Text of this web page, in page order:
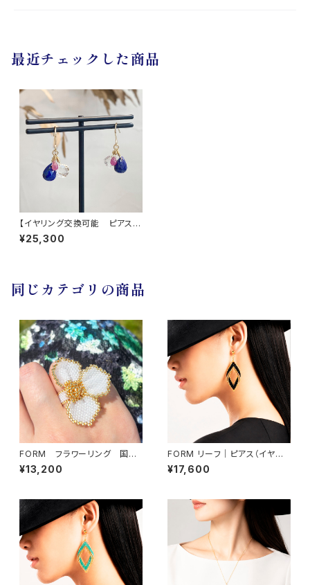
最近チェックした商品
【イヤリング交換可能 ピアス】
ラピスラズリ ロッククリスタ
ル サファイア
¥25,300
同じカテゴリの商品
FORM フラワーリング 国産
ビーズ使用・軽やかなつけ心地
¥13,200
FORM リーフ｜ピアス（イヤリ
ング交換可）
¥17,600